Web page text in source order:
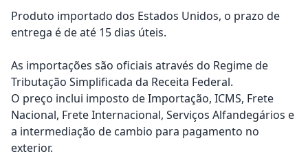
Produto importado dos Estados Unidos, o prazo de
entrega é de até 15 dias úteis.
As importações são oficiais através do Regime de
Tributação Simplificada da Receita Federal.
O preço inclui imposto de Importação, ICMS, Frete
Nacional, Frete Internacional, Serviços Alfandegários e
a intermediação de cambio para pagamento no
exterior.